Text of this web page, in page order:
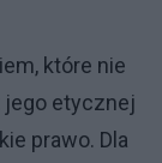
które nie
jego etycznej
prawo. Dla